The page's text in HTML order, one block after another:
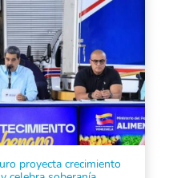
proyecta crecimiento